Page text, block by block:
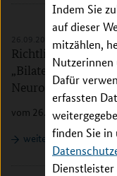
Indem Sie
auf dieser
mitzählen,
Dafür
erfassten
finden Sie in
Richtlinie zur
„Bilaterale
Neuroscience:
vom 26.09.2024 -
weiterlesen